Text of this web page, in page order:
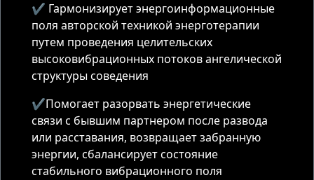
✔️ Гармонизирует энергоинформационные
поля авторской техникой энерготерапии
путем проведения целительских
высоковибрационных потоков ангелической
структуры соведения
✔️Помогает разорвать энергетические
связи с бывшим партнером после развода
или расставания, возвращает забранную
энергии, сбалансирует состояние
стабильного вибрационного поля